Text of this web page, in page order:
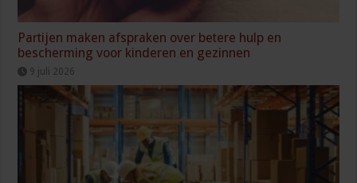
Partijen maken afspraken over betere hulp en
bescherming voor kinderen en gezinnen
9 juli 2026